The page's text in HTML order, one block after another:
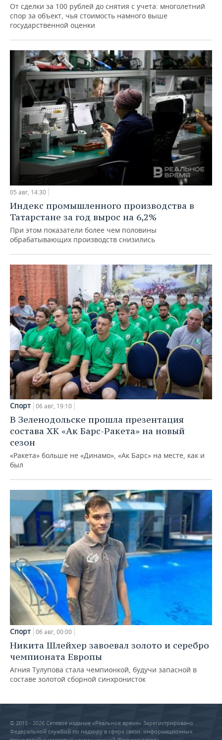
От сделки за 100 рублей до снятия с учета: многолетний
спор за объект, чья стоимость намного выше
государственной оценки
05 авг, 14:30
Индекс промышленного производства в
Татарстане за год вырос на 6,2%
При этом показатели более чем половины
обрабатывающих производств снизились
Спорт 06 авг, 19:10
В Зеленодольске прошла презентация
состава ХК «Ак Барс-Ракета» на новый
сезон
«Ракета» больше не «Динамо», «Ак Барс» на месте, как и
был
Спорт 06 авг, 00:00
Никита Шлейхер завоевал золото и серебро
чемпионата Европы
Агния Тулупова стала чемпионкой, будучи запасной в
составе золотой сборной синхронисток
© 2015 - 2026 Сетевое издание «Реальное время» Зарегистрировано
Федеральной службой по надзору в сфере связи, информационных